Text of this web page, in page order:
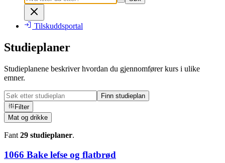
Tilskuddsportal
Studieplaner
Studieplanene beskriver hvordan du gjennomfører kurs i ulike
emner.
Finn studieplan
Filter
Mat og drikke
Fant 29 studieplaner.
1066 Bake lefse og flatbrød